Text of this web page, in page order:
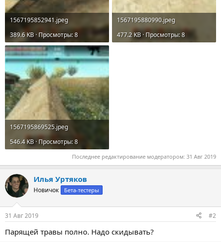
1567195852941.jpeg
389.6 KB · Просмотры: 8
1567195880990.jpeg
477.2 KB · Просмотры: 8
1567195869525.jpeg
546.4 KB · Просмотры: 8
Последнее редактирование модератором: 31 Авг 2019
Илья Уртяков
Новичок Бета-тестеры
31 Авг 2019 #2
Парящей травы полно. Надо скидывать?